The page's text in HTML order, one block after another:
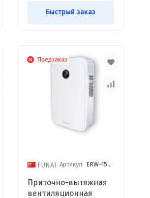
Быстрый заказ
Предзаказ
FUNAI Артикул: ERW-150X.P
Приточно-вытяжная
вентиляционная